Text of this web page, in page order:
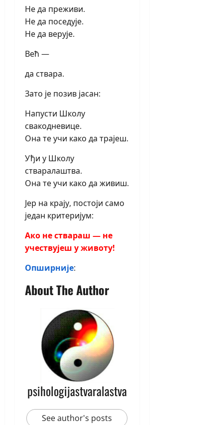
Не да преживи.
Не да поседује.
Не да верује.
Већ —
да ствара.
Зато је позив јасан:
Напусти Школу
свакодневице.
Она те учи како да трајеш.
Уђи у Школу
стваралаштва.
Она те учи како да живиш.
Јер на крају, постоји само
један критеријум:
Ако не ствараш — не
учествујеш у животу!
Опширније:
About The Author
psihologijastvaralastva
See author's posts